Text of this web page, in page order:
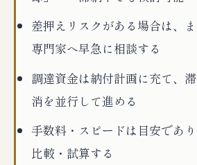
差押えリスクがある場合は、
専門家へ早急に相談する
調達資金は納付計画に充て、
消を並行して進める
手数料・スピードは目安であ
比較・試算する